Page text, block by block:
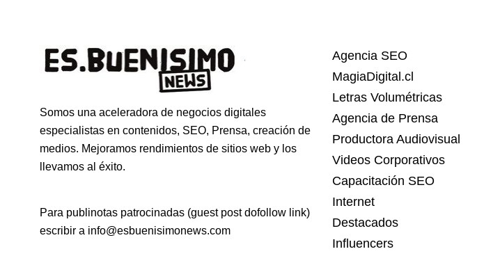
Somos una aceleradora de negocios digitales
especialistas en contenidos, SEO, Prensa, creación de
medios. Mejoramos rendimientos de sitios web y los
llevamos al éxito.
Para publinotas patrocinadas (guest post dofollow link)
escribir a info@esbuenisimonews.com
Agencia SEO
MagiaDigital.cl
Letras Volumétricas
Agencia de Prensa
Productora Audiovisual
Videos Corporativos
Capacitación SEO
Internet
Destacados
Influencers